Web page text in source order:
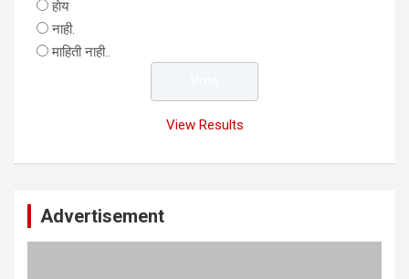
हाेय
नाही.
माहिती नाही..
View Results
Advertisement